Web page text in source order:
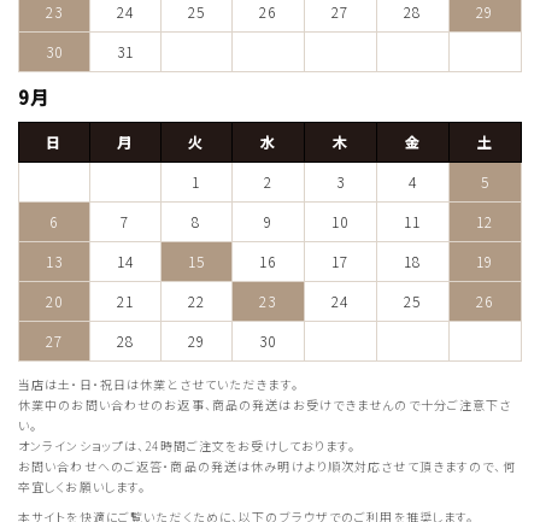
23
24 25 26 27 28
29
30
31
9月
日 月 火 水 木 金
土
1
2 3 4
5
6
7 8 9 10 11
12
13
14 15 16 17 18
19
20
21 22 23 24 25
26
27
28 29 30
当店は土・日・祝日は休業とさせていただきます。
休業中のお問い合わせのお返事、商品の発送はお受けできませんので十分ご注意下さ
い。
オンラインショップは、24時間ご注文をお受けしております。
お問い合わせへのご返答・商品の発送は休み明けより順次対応させて頂きますので、何
卒宜しくお願いします。
本サイトを快適にご覧いただくために、以下のブラウザでのご利用を推奨します。